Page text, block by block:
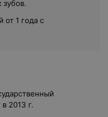
от 1 года с
2013 г.